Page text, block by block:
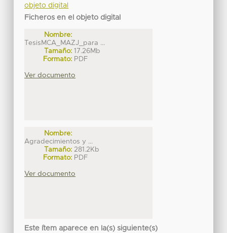
objeto digital
Ficheros en el objeto digital
Nombre:
TesisMCA_MAZJ_para ...
Tamaño: 17.26Mb
Formato: PDF
Ver documento
Nombre:
Agradecimientos y ...
Tamaño: 281.2Kb
Formato: PDF
Ver documento
Este ítem aparece en la(s) siguiente(s)